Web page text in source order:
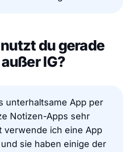
du gerade
IG?
unterhaltsame App per
Notizen-Apps sehr
verwende ich eine App
sie haben einige der